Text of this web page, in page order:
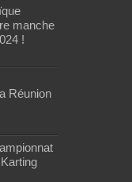
manche
!
Réunion